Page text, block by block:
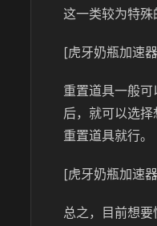
这一类较为特殊
[虎牙奶瓶加速
重置道具一般
后，就可以选
重置道具就行。
[虎牙奶瓶加速
总之，目前想